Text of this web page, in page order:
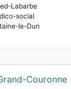
Labarbe
social
le-Dun
Couronne